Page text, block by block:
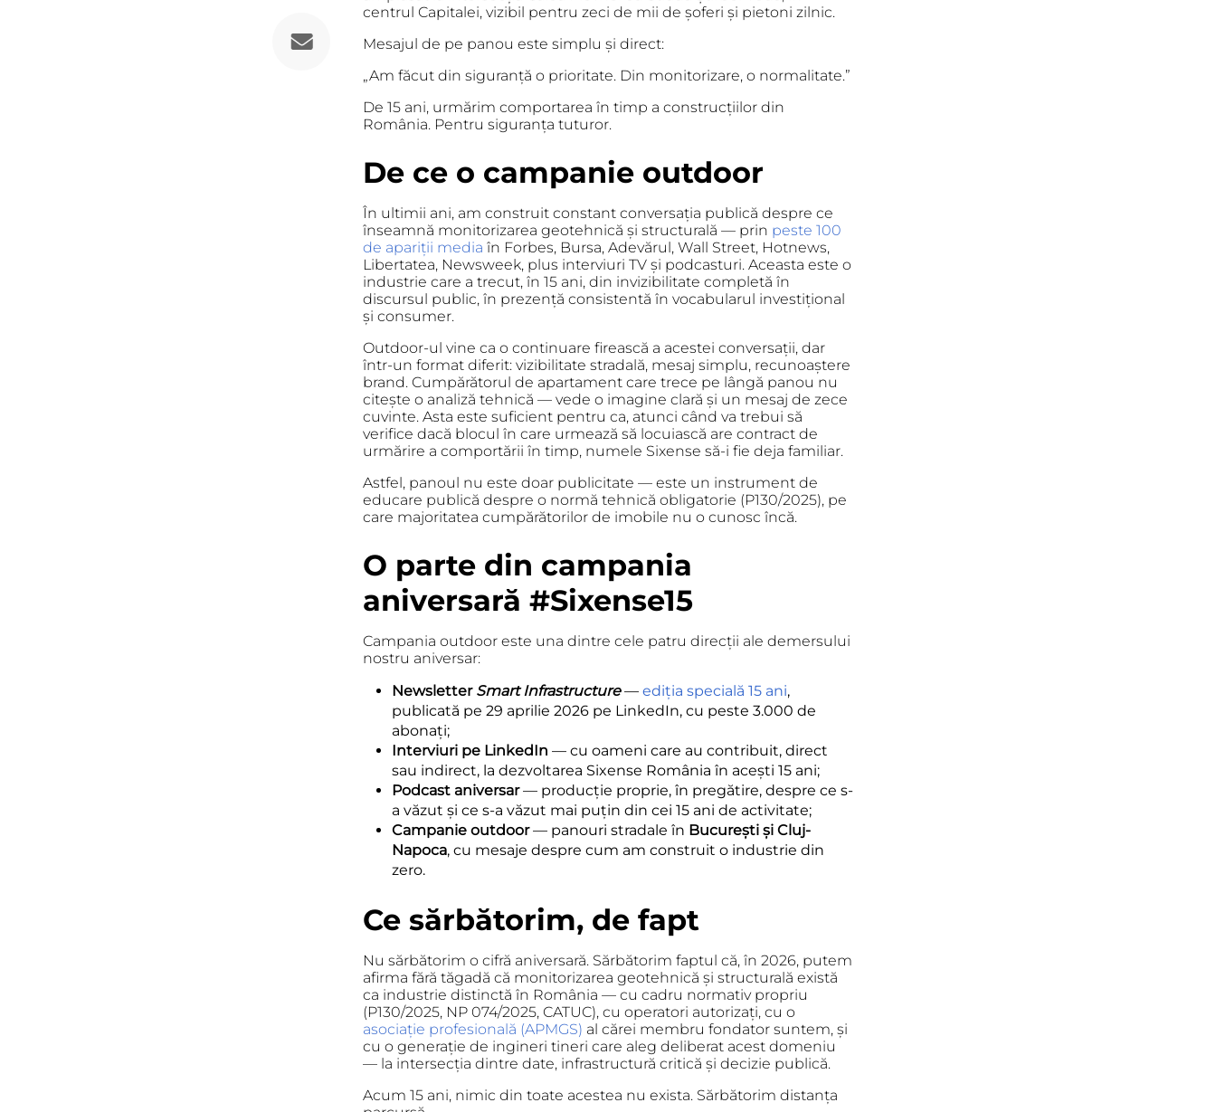
centrul Capitalei, vizibil pentru zeci de mii de șoferi și pietoni zilnic.
Mesajul de pe panou este simplu și direct:
„Am făcut din siguranță o prioritate. Din monitorizare, o normalitate.”
De 15 ani, urmărim comportarea în timp a construcțiilor din
România. Pentru siguranța tuturor.
De ce o campanie outdoor
În ultimii ani, am construit constant conversația publică despre ce
înseamnă monitorizarea geotehnică și structurală — prin peste 100
de apariții media în Forbes, Bursa, Adevărul, Wall Street, Hotnews,
Libertatea, Newsweek, plus interviuri TV și podcasturi. Aceasta este o
industrie care a trecut, în 15 ani, din invizibilitate completă în
discursul public, în prezență consistentă în vocabularul investițional
și consumer.
Outdoor-ul vine ca o continuare firească a acestei conversații, dar
într-un format diferit: vizibilitate stradală, mesaj simplu, recunoaștere
brand. Cumpărătorul de apartament care trece pe lângă panou nu
citește o analiză tehnică — vede o imagine clară și un mesaj de zece
cuvinte. Asta este suficient pentru ca, atunci când va trebui să
verifice dacă blocul în care urmează să locuiască are contract de
urmărire a comportării în timp, numele Sixense să-i fie deja familiar.
Astfel, panoul nu este doar publicitate — este un instrument de
educare publică despre o normă tehnică obligatorie (P130/2025), pe
care majoritatea cumpărătorilor de imobile nu o cunosc încă.
O parte din campania
aniversară #Sixense15
Campania outdoor este una dintre cele patru direcții ale demersului
nostru aniversar:
Newsletter Smart Infrastructure— ediția specială 15 ani,
publicată pe 29 aprilie 2026 pe LinkedIn, cu peste 3.000 de
abonați;
Interviuri pe LinkedIn — cu oameni care au contribuit, direct
sau indirect, la dezvoltarea Sixense România în acești 15 ani;
Podcast aniversar— producție proprie, în pregătire, despre ce s-
a văzut și ce s-a văzut mai puțin din cei 15 ani de activitate;
Campanie outdoor— panouri stradale în București și Cluj-
Napoca, cu mesaje despre cum am construit o industrie din
zero.
Ce sărbătorim, de fapt
Nu sărbătorim o cifră aniversară. Sărbătorim faptul că, în 2026, putem
afirma fără tăgadă că monitorizarea geotehnică și structurală există
ca industrie distinctă în România — cu cadru normativ propriu
(P130/2025, NP 074/2025, CATUC), cu operatori autorizați, cu o
asociație profesională (APMGS) al cărei membru fondator suntem, și
cu o generație de ingineri tineri care aleg deliberat acest domeniu
— la intersecția dintre date, infrastructură critică și decizie publică.
Acum 15 ani, nimic din toate acestea nu exista. Sărbătorim distanța